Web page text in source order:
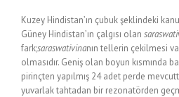
Kuzey Hindistan’ın çubuk şeklindeki
Güney Hindistan’ın çalgısı olan
fark;saraswativinanın tellerin çekilmesi
olmasıdır. Geniş olan boyun kısmında
pirinçten yapılmış 24 adet perde
yuvarlak tahtadan bir rezonatörden